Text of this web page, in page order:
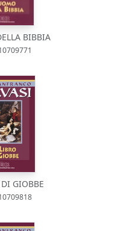
BIBBIA
GIOBBE